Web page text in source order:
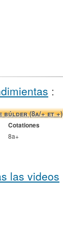
:
búlder (8a/+ et +)
Cotationes
8a+
las videos